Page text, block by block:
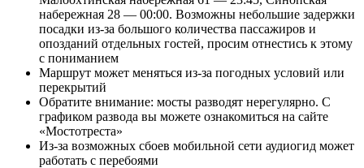
набережная 28 — 00:00. Возможны небольшие задержки
посадки из-за большого количества пассажиров и
опозданий отдельных гостей, просим отнестись к этому
с пониманием
Маршрут может меняться из-за погодных условий или
перекрытий
Обратите внимание: мосты разводят нерегулярно. С
графиком развода вы можете ознакомиться на сайте
«Мостотреста»
Из-за возможных сбоев мобильной сети аудиогид может
работать с перебоями